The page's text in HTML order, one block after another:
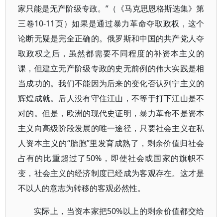
家只能是无产阶级专政。”（《马克思恩格斯选集》第
三卷10-11页）如果是通过暴力革命夺取政权，这个
论断无疑是完全正确的。俄罗斯和中国的共产党人夺
取政权之后，虽然都需要不同程度的补资本主义的
课，但建立无产阶级专政的史无前例的伟大实践是相
当成功的。我们不能因为后来的变化否认列宁主义的
辉煌成就。后人没有守住江山，不等于打下江山是不
对的。但是，欧洲的现代史证明，暴力革命不是资本
主义向高级阶段发展的唯一途径，只要社会主义在私
人资本主义的“胎胞”里发育成熟了，剩余价值归社会
占有的比重超过了50%，即使社会或国家的旗帜不
变，社会主义的经济制度已经成为客观存在。这才是
不以人的意志为转移的客观必然性。
实际上，当资本家把50%以上的剩余价值都交给